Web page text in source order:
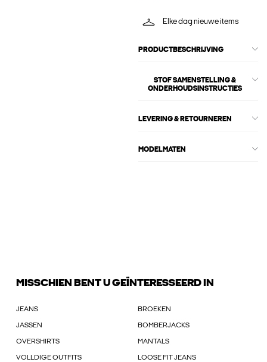
Elke dag nieuwe items
PRODUCTBESCHRIJVING
STOF SAMENSTELLING &
ONDERHOUDSINSTRUCTIES
LEVERING & RETOURNEREN
MODELMATEN
MISSCHIEN BENT U GEÏNTERESSEERD IN
JEANS BROEKEN
JASSEN BOMBERJACKS
OVERSHIRTS MANTALS
VOLLDIGE OUTFITS LOOSE FIT JEANS